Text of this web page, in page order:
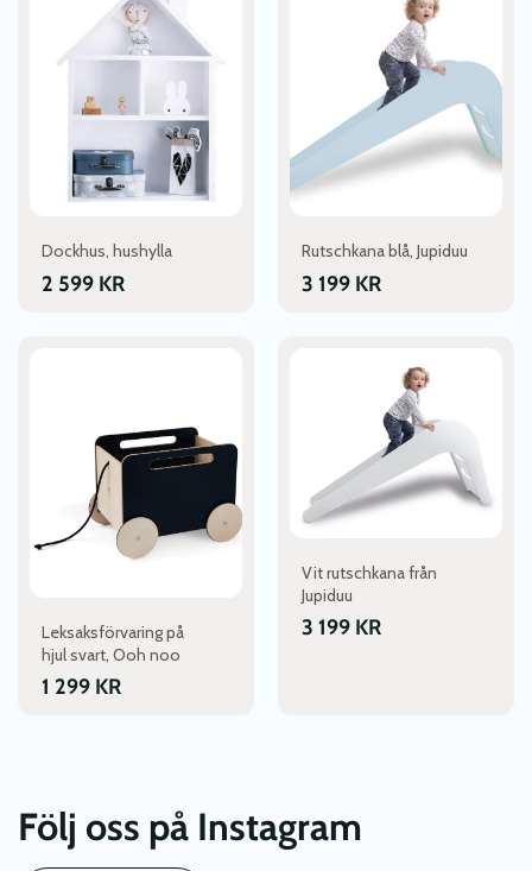
Dockhus, hushylla
2 599 KR
Rutschkana blå, Jupiduu
3 199 KR
Leksaksförvaring på
hjul svart, Ooh noo
1 299 KR
Vit rutschkana från
Jupiduu
3 199 KR
Följ oss på Instagram